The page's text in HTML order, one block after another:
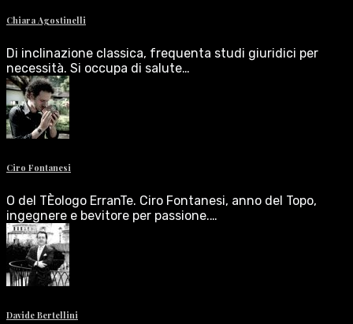
Chiara Agostinelli
Di inclinazione classica, frequenta studi giuridici per
necessità. Si occupa di salute…
Ciro Fontanesi
O del TÈologo ErranTe. Ciro Fontanesi, anno del Topo,
ingegnere e bevitore per passione.…
Davide Bertellini